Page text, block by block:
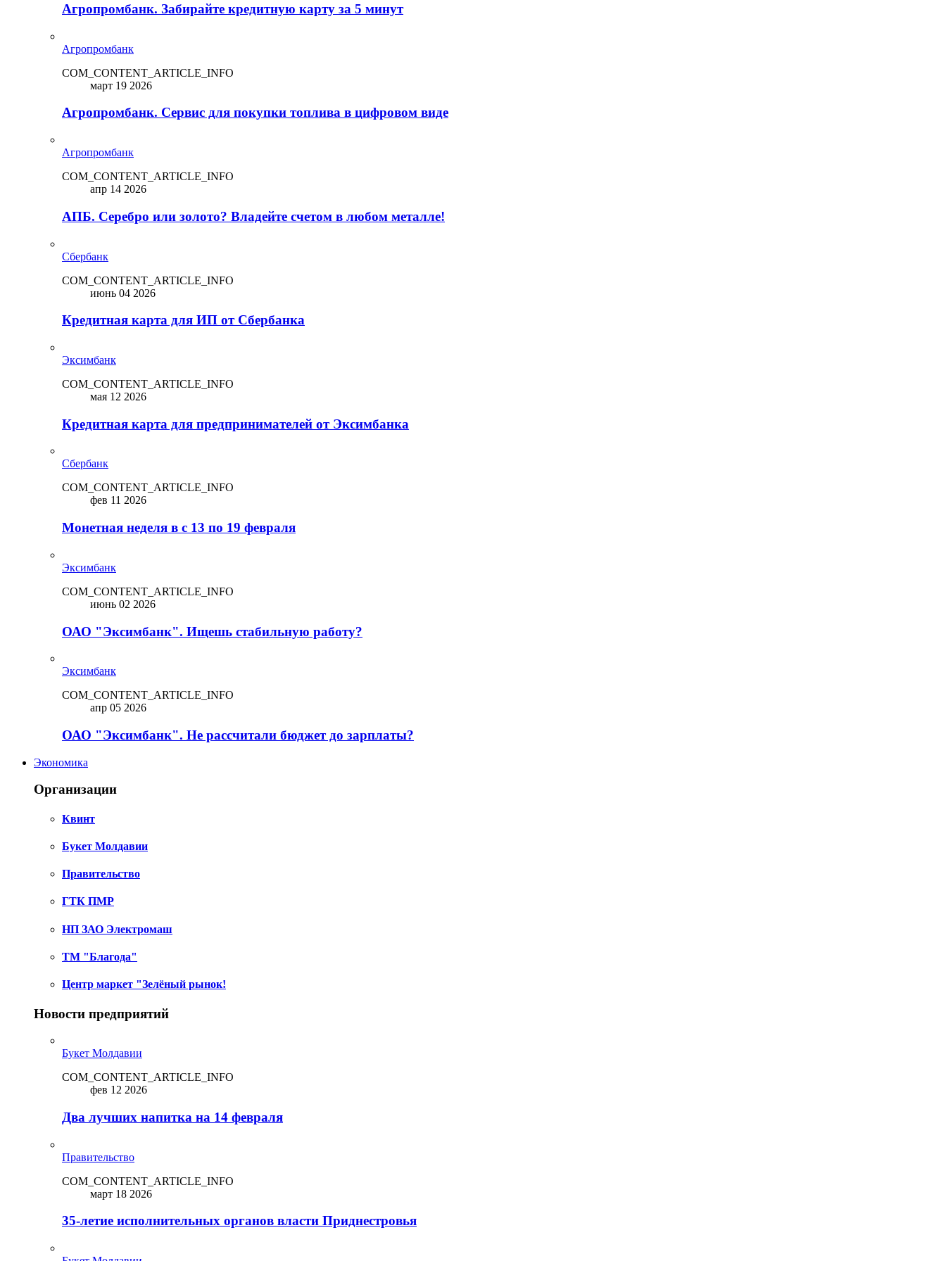
Агропромбанк. Забирайте кредитную карту за 5 минут
Агропромбанк
COM_CONTENT_ARTICLE_INFO
март 19 2026
Агропромбанк. Сервис для покупки топлива в цифровом виде
Агропромбанк
COM_CONTENT_ARTICLE_INFO
апр 14 2026
АПБ. Серебро или золото? Владейте счетом в любом металле!
Сбербанк
COM_CONTENT_ARTICLE_INFO
июнь 04 2026
Кредитная карта для ИП от Сбербанка
Эксимбанк
COM_CONTENT_ARTICLE_INFO
мая 12 2026
Кредитная карта для предпринимателей от Эксимбанка
Сбербанк
COM_CONTENT_ARTICLE_INFO
фев 11 2026
Монетная неделя в с 13 по 19 февраля
Эксимбанк
COM_CONTENT_ARTICLE_INFO
июнь 02 2026
ОАО "Эксимбанк". Ищешь стабильную работу?
Эксимбанк
COM_CONTENT_ARTICLE_INFO
апр 05 2026
ОАО "Эксимбанк". Не рассчитали бюджет до зарплаты?
Экономика
Организации
Квинт
Букет Молдавии
Правительство
ГТК ПМР
НП ЗАО Электромаш
ТМ "Благода"
Центр маркет "Зелёный рынок!
Новости предприятий
Букет Молдавии
COM_CONTENT_ARTICLE_INFO
фев 12 2026
Два лучших напитка на 14 февраля
Правительство
COM_CONTENT_ARTICLE_INFO
март 18 2026
35-летие исполнительных органов власти Приднестровья